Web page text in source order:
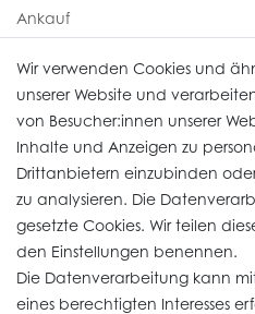
Ankauf
Uhren Service
Vertrag widerrufen
Informationen
Wir verwenden Cookies und
unserer Website und
von Besucher:innen unserer
Inhalte und Anzeigen zu
Drittanbietern einzubinden
zu analysieren. Die
gesetzte Cookies. Wir teilen
den Einstellungen benennen.
Die Datenverarbeitung kann
eines berechtigten Interesses